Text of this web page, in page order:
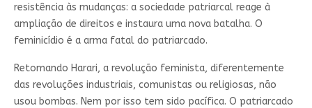
resistência às mudanças: a sociedade patriarcal reage à
ampliação de direitos e instaura uma nova batalha. O
feminicídio é a arma fatal do patriarcado.
Retomando Harari, a revolução feminista, diferentemente
das revoluções industriais, comunistas ou religiosas, não
usou bombas. Nem por isso tem sido pacífica. O patriarcado